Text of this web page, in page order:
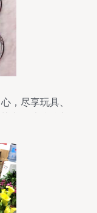
，尽享玩具、